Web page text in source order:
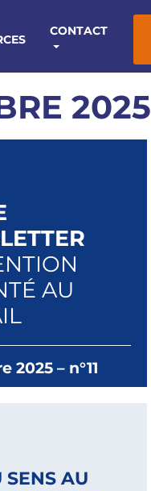
CONTACT
2025
AU
2025 – n°11
AU